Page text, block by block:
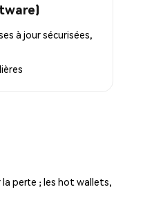
à jour sécurisées,
perte ; les hot wallets,